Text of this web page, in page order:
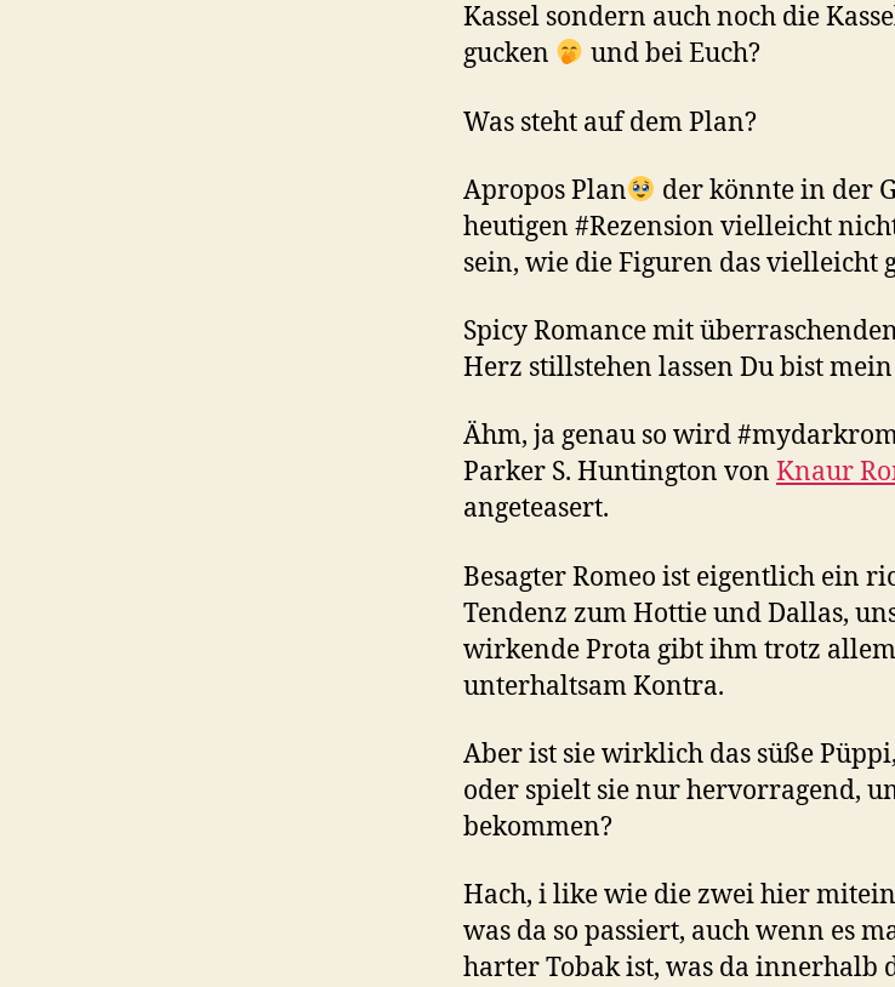
Kassel sondern auch noch die
gucken
und bei Euch?
Was steht auf dem Plan?
Apropos Plan
der könnte in der
heutigen #Rezension vielleicht
sein, wie die Figuren das vielleicht
Spicy Romance mit
Herz stillstehen lassen Du bist
Ähm, ja genau so wird
Parker S. Huntington von Knaur
angeteasert.
Besagter Romeo ist eigentlich ein
Tendenz zum Hottie und Dallas,
wirkende Prota gibt ihm trotz
unterhaltsam Kontra.
Aber ist sie wirklich das süße
oder spielt sie nur hervorragend,
bekommen?
Hach, i like wie die zwei hier
was da so passiert, auch wenn es
harter Tobak ist, was da innerhalb